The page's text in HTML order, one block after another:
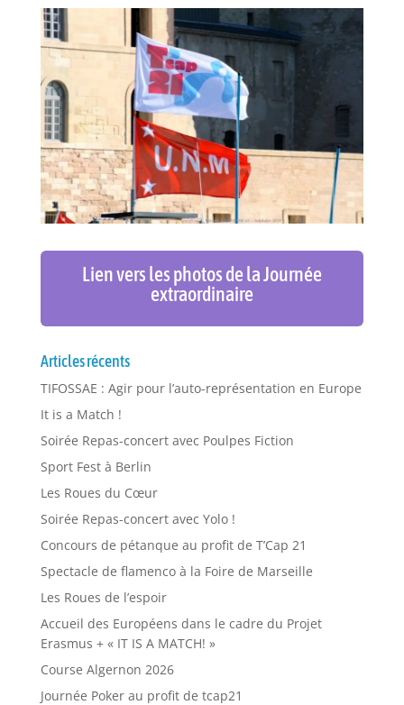
Lien vers les photos de la Journée
extraordinaire
Articles récents
TIFOSSAE : Agir pour l’auto-représentation en Europe
It is a Match !
Soirée Repas-concert avec Poulpes Fiction
Sport Fest à Berlin
Les Roues du Cœur
Soirée Repas-concert avec Yolo !
Concours de pétanque au profit de T’Cap 21
Spectacle de flamenco à la Foire de Marseille
Les Roues de l’espoir
Accueil des Européens dans le cadre du Projet
Erasmus + « IT IS A MATCH! »
Course Algernon 2026
Journée Poker au profit de tcap21